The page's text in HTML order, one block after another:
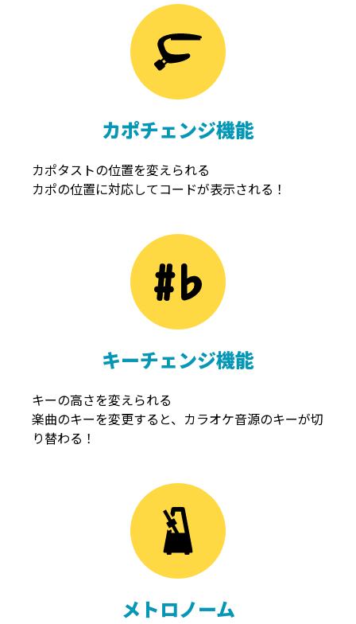
カポチェンジ機能
カポタストの位置を変えられる
カポの位置に対応してコードが表示される！
キーチェンジ機能
キーの高さを変えられる
楽曲のキーを変更すると、カラオケ音源のキーが切
り替わる！
メトロノーム